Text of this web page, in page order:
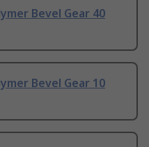
Bevel Gear 40
Bevel Gear 10